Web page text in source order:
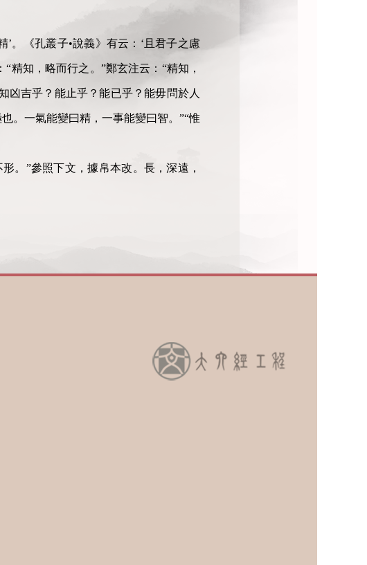
’。《孔叢子•說義》有云：‘且君子之慮
精知，略而行之。”鄭玄注云：“精知，
凶吉乎？能止乎？能已乎？能毋問於人
。一氣能變曰精，一事能變曰智。”“惟
。”參照下文，據帛本改。長，深遠，